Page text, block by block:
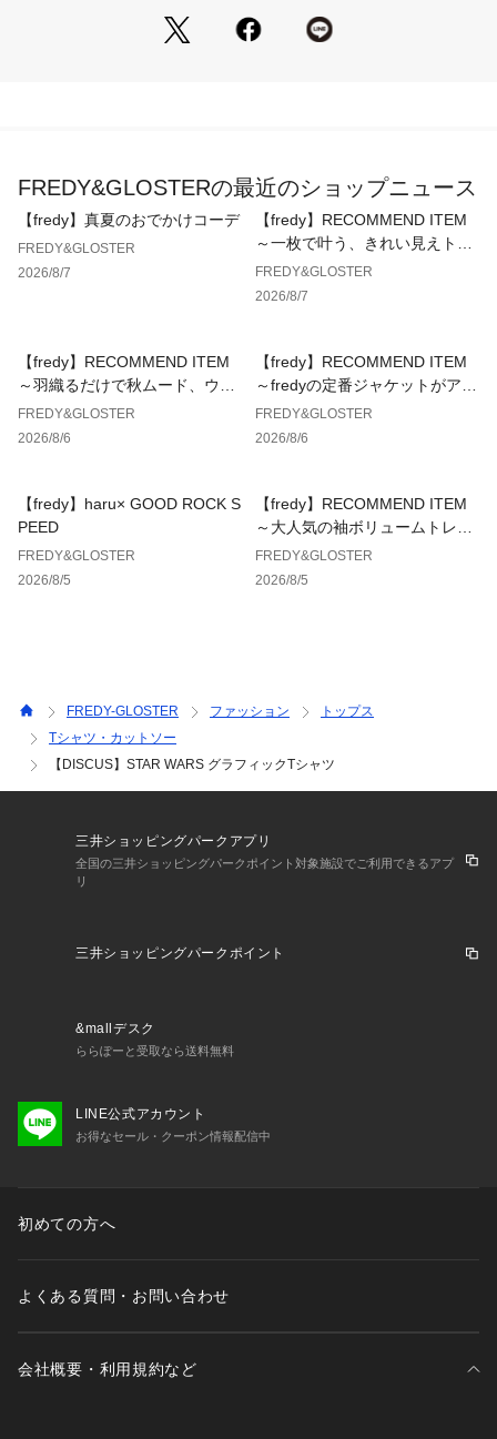
・ゆったりシルエット
■おすすめスタイリング
1 王道ストリート
ワイドデニムやカーゴパンツと合わせて、グラフィックを主役
にしたスタイル。
2 大人カジュアル
黒スラックスやレザーシューズで、キャラTをあえてきれいめ
3 夏のラフスタイル
ナイロンショーツ＋サンダルで、抜け感あるリラックスコーデ
に。
#FREDY＆GLOSTER #DISCUS #STARWARS #スターウォー
【DISCUS ATHLETIC/ディスカス アスレチック】
”伝統”力強さ”スポーツ”をテーマとしたスポーツアクティブウ
ェアブランドとして、1973年アメリカで誕生。
す。
※お取扱い上のご注意
アテンションタグを必ずご確認の上、着用又はお取り扱いくだ
さい。
て見える場合があります。
※商品画像に関しては出来る限り忠実に表示出来るよう努めて
おりますが、お客様がご利用のモニターの設定及び特性によ
FREDY&GLOSTERの最近のショップニュース
【fredy】真夏のおでかけコーデ
FREDY&GLOSTER
2026/8/7
【fredy】RECOMMEND ITEM
～一枚で叶う、きれい見えトッ
プス～
FREDY&GLOSTER
2026/8/7
【fredy】RECOMMEND ITEM
～羽織るだけで秋ムード、ウエ
ストギャザーテーラードシャツ
～
FREDY&GLOSTER
2026/8/6
【fredy】RECOMMEND ITEM
～fredyの定番ジャケットがアッ
プデートして登場！～
FREDY&GLOSTER
2026/8/6
【fredy】haru× GOOD ROCK S
PEED
FREDY&GLOSTER
2026/8/5
【fredy】RECOMMEND ITEM
～大人気の袖ボリュームトレン
チコートに待望のミドル丈が新
登場！～
FREDY&GLOSTER
2026/8/5
FREDY-GLOSTER ファッション
トップス
Tシャツ・カットソー
【DISCUS】STAR WARS グラフィックTシャツ
三井ショッピングパークアプリ
全国の三井ショッピングパークポイント対象施設でご利用できるアプ
リ
三井ショッピングパークポイント
&mallデスク
ららぽーと受取なら送料無料
LINE公式アカウント
お得なセール・クーポン情報配信中
初めての方へ
よくある質問・お問い合わせ
会社概要・利用規約など